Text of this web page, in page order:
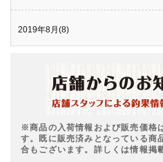
2019年8月(8)
※商品の入荷情報および販売価格
す。既に販売済みとなっている商
合もございます。詳しくは情報掲